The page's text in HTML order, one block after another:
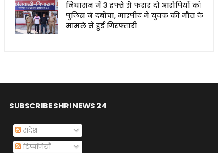
निघासन में 3 हफ्ते से फरार दो आरोपियों को
पुलिस ने दबोचा, मारपीट में युवक की मौत के
मामले में हुई गिरफ्तारी
SUBSCRIBE SHRI NEWS 24
संदेश
टिप्पणियाँ